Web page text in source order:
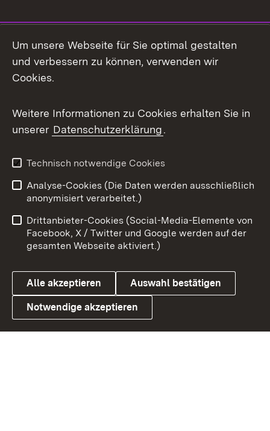
Facebook
X / Twitter
Youtube
Link zum Landesportal
Impressum
Kontakt
Barrierefreiheit
Datenschutz
Cookies
Um unsere Webseite für Sie optimal gestalten
und verbessern zu können, verwenden wir
Cookies.
Weitere Informationen zu Cookies erhalten Sie in
unserer Datenschutzerklärung.
Technisch notwendige Cookies
Analyse-Cookies (Die Daten werden ausschließlich
anonymisiert verarbeitet.)
Drittanbieter-Cookies (Social-Media-Elemente von
Facebook, X / Twitter und Google werden auf der
gesamten Webseite aktiviert.)
Alle akzeptieren Auswahl bestätigen
Notwendige akzeptieren